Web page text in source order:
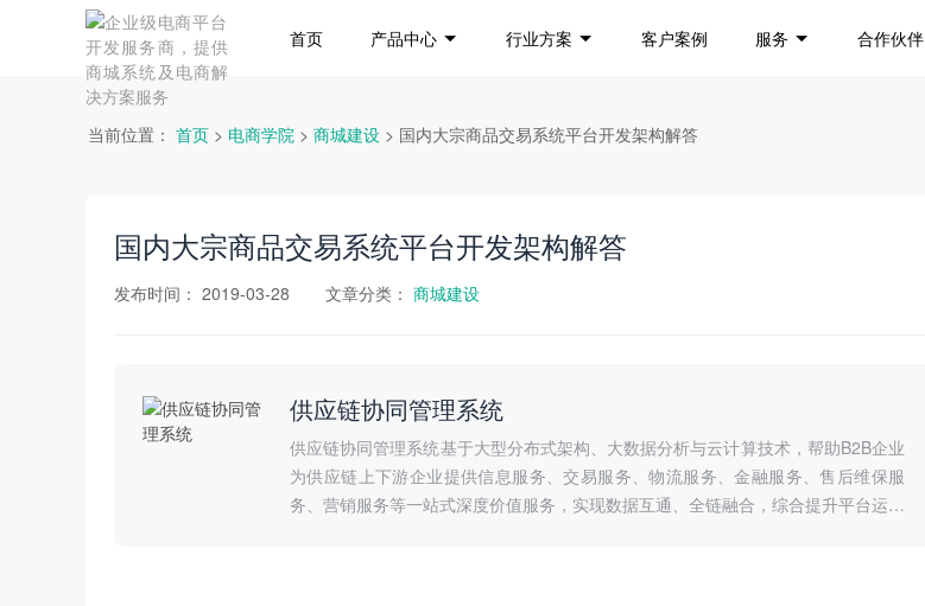
首页 产品中心 行业方案 客户案例 服务 合作伙伴
当前位置： 首页 > 电商学院 > 商城建设 > 国内大宗商品交易系统平台开发架构解答
国内大宗商品交易系统平台开发架构解答
发布时间： 2019-03-28 文章分类： 商城建设
供应链协同管理系统
供应链协同管理系统基于大型分布式架构、大数据分析与云计算技术，帮助B2B企业
为供应链上下游企业提供信息服务、交易服务、物流服务、金融服务、售后维保服
务、营销服务等一站式深度价值服务，实现数据互通、全链融合，综合提升平台运营